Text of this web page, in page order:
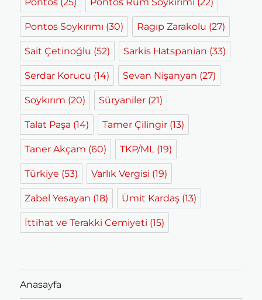
Pontos Soykırımı (30) Ragıp Zarakolu (27)
Sait Çetinoğlu (52) Sarkis Hatspanian (33)
Serdar Korucu (14) Sevan Nişanyan (27)
Soykırım (20) Süryaniler (21)
Talat Paşa (14) Tamer Çilingir (13)
Taner Akçam (60) TKP/ML(19)
Türkiye (53) Varlık Vergisi (19)
Zabel Yesayan (18) Ümit Kardaş (13)
İttihat ve Terakki Cemiyeti (15)
Anasayfa